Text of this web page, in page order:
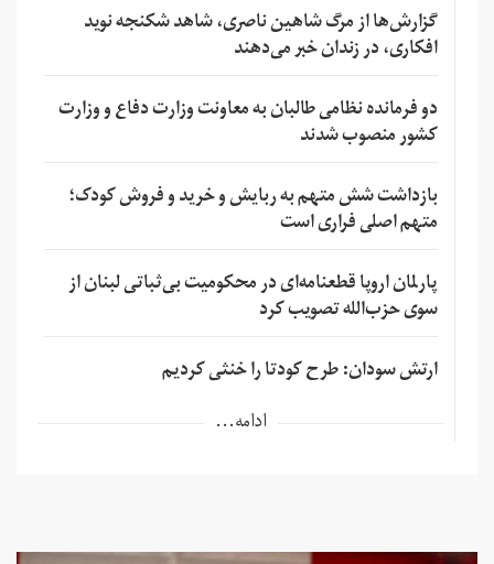
گزارش‌ها از مرگ شاهین ناصری، شاهد شکنجه نوید
افکاری، در زندان خبر می‌دهند
دو فرمانده نظامی طالبان به معاونت وزارت دفاع و وزارت
کشور منصوب شدند
بازداشت شش متهم به ربایش و خرید و فروش کودک؛
متهم اصلی فراری است
پارلمان اروپا قطعنامه‌ای در محکومیت بی‌ثباتی لبنان از
سوی حزب‌الله تصویب کرد
ارتش سودان: طرح کودتا را خنثی کردیم
ادامه...